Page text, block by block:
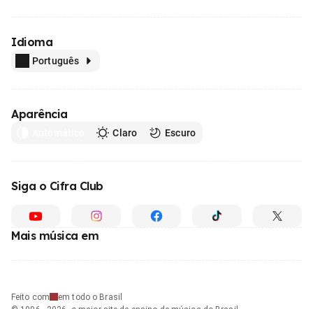
Idioma
Português
Aparência
Claro Escuro
Siga o Cifra Club
Mais música em
Feito com
em todo o Brasil